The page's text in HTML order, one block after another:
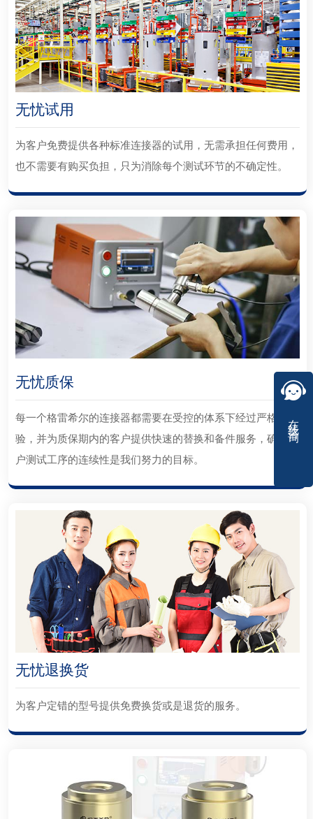
无忧试用
为客户免费提供各种标准连接器的试用，无需承担任何费用，
也不需要有购买负担，只为消除每个测试环节的不确定性。
无忧质保
每一个格雷希尔的连接器都需要在受控的体系下经过严格检
验，并为质保期内的客户提供快速的替换和备件服务，确保客
户测试工序的连续性是我们努力的目标。
无忧退换货
为客户定错的型号提供免费换货或是退货的服务。
在线咨询